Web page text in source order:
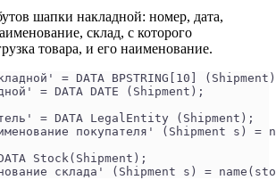
шапки накладной: номер, дата,
склад, с которого
товара, и его наименование.
= DATA BPSTRING[10]
= DATA DATE (Shipment);
= DATA LegalEntity (Shipment);
покупателя' (Shipment s) =
Stock(Shipment);
склада' (Shipment s) =